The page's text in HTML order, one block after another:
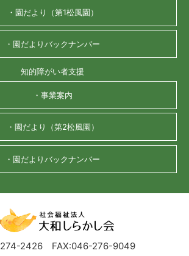
・園だより（第1松風園）
・園だよりバックナンバー
知的障がい者支援
・事業案内
・園だより（第2松風園）
・園だよりバックナンバー
2426 FAX:046-276-9049